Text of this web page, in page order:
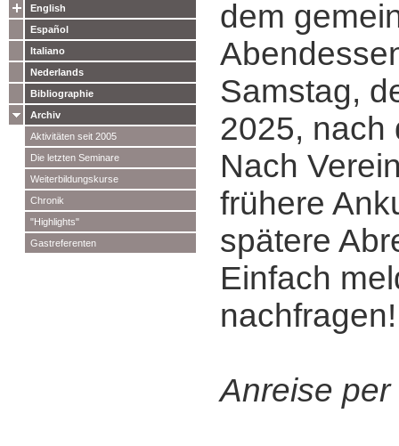
English
Español
Italiano
Nederlands
Bibliographie
Archiv
Aktivitäten seit 2005
Die letzten Seminare
Weiterbildungskurse
Chronik
"Highlights"
Gastreferenten
dem
Samstag,
2025, nach
Nach
frühere
spätere
Einfach
nachfragen!
Anreise per